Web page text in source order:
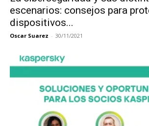
escenarios: consejos para
dispositivos...
Oscar Suarez - 30/11/2021